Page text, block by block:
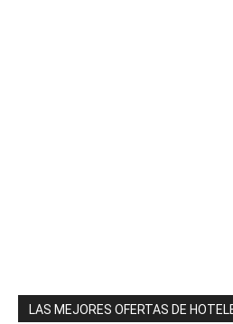
LAS MEJORES OFERTAS DE